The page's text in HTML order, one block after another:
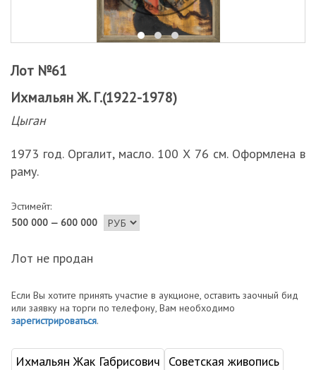
Лот №61
Ихмальян Ж. Г.(1922-1978)
Цыган
1973 год. Оргалит, масло. 100 Х 76 см. Оформлена в
раму.
Эстимейт:
500 000 — 600 000
Лот не продан
Если Вы хотите принять участие в аукционе, оставить заочный бид
или заявку на торги по телефону, Вам необходимо
зарегистрироваться.
Ихмальян Жак Габрисович
Советская живопись